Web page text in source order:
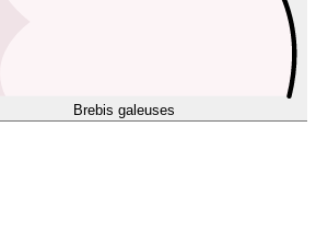
Brebis galeuses